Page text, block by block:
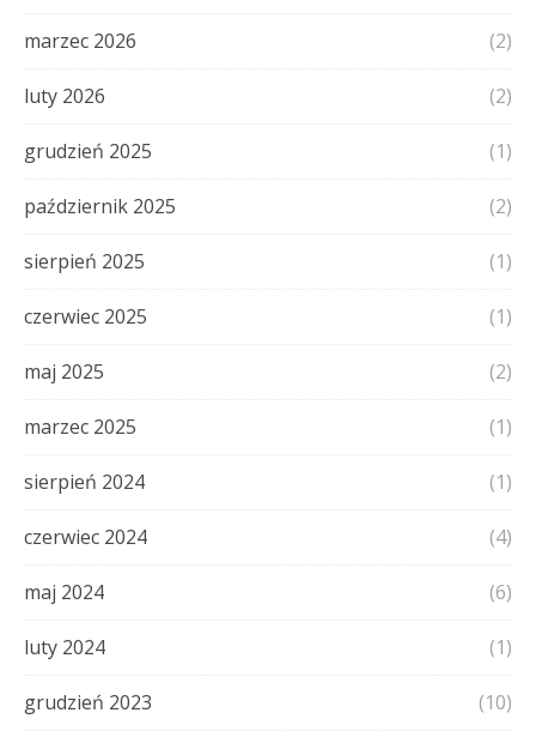
marzec 2026 (2)
luty 2026 (2)
grudzień 2025 (1)
październik 2025 (2)
sierpień 2025 (1)
czerwiec 2025 (1)
maj 2025 (2)
marzec 2025 (1)
sierpień 2024 (1)
czerwiec 2024 (4)
maj 2024 (6)
luty 2024 (1)
grudzień 2023 (10)